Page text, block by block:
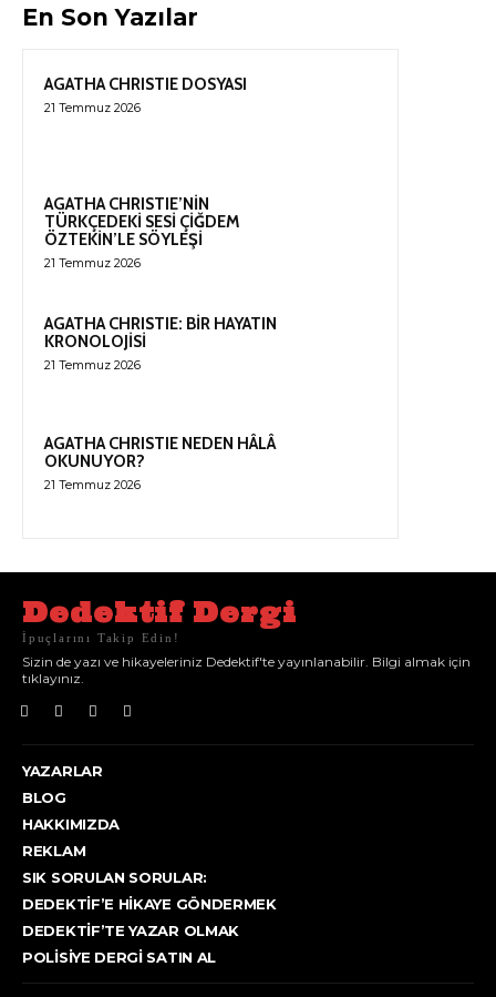
En Son Yazılar
AGATHA CHRISTIE DOSYASI
21 Temmuz 2026
AGATHA CHRISTIE’NİN
TÜRKÇEDEKİ SESİ ÇİĞDEM
ÖZTEKİN’LE SÖYLEŞİ
21 Temmuz 2026
AGATHA CHRISTIE: BİR HAYATIN
KRONOLOJİSİ
21 Temmuz 2026
AGATHA CHRISTIE NEDEN HÂLÂ
OKUNUYOR?
21 Temmuz 2026
Dedektif Dergi
İpuçlarını Takip Edin!
Sizin de yazı ve hikayeleriniz Dedektif'te yayınlanabilir. Bilgi almak için
tıklayınız.
YAZARLAR
BLOG
HAKKIMIZDA
REKLAM
SIK SORULAN SORULAR:
DEDEKTIF’E HIKAYE GÖNDERMEK
DEDEKTIF’TE YAZAR OLMAK
POLISIYE DERGI SATIN AL